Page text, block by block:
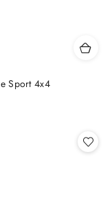
Sport 4x4